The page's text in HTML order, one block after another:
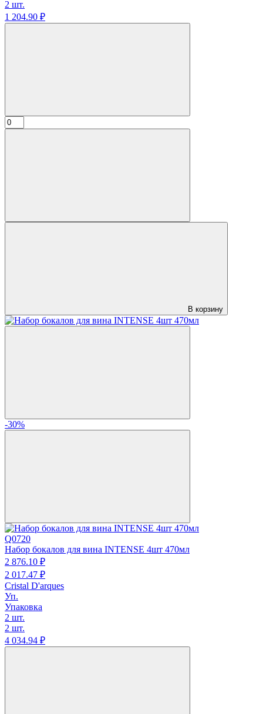
2 шт.
1 204.90 ₽
В корзину
-30%
Q0720
Набор бокалов для вина INTENSE 4шт 470мл
2 876.10 ₽
2 017.47 ₽
Cristal D'arques
Уп.
Упаковка
2 шт.
2 шт.
4 034.94 ₽